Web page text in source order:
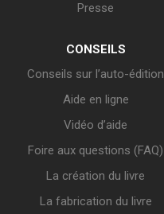
Presse
CONSEILS
Conseils sur l’auto-édition
Aide en ligne
Vidéo d’aide
Foire aux questions (FAQ)
La création du livre
La fabrication du livre